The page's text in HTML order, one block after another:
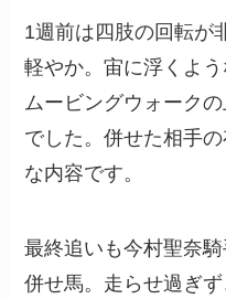
1週前は四肢の回転が
軽やか。宙に浮くよ
ムービングウォーク
でした。併せた相手
な内容です。
最終追いも今村聖奈
併せ馬。走らせ過ぎ